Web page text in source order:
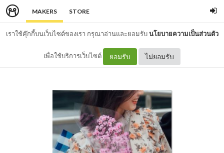
MAKERS STORE
เราใช้คุ๊กกี้บนเว็บไซต์ของเรา กรุณาอ่านและยอมรับนโยบายความเป็นส่วนตัว
เพื่อใช้บริการเว็บไซต์ ยอมรับ ไม่ยอมรับ